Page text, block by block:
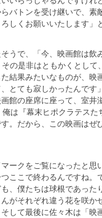
バトンを受け継いで、素
しくお願いいたします」
うで、「今、映画館は飲
の是非はともかくとして
結果みたいなものが、映
とても寂しかったんです
館の座席に座って、室井
は『幕末ヒポクラテスた
。だから、この映画はぜ
ークをご覧になったと思
ここで終わるんですね。
、僕たちは球根であった
がそれぞれ違う花を咲か
して最後に佐々木は「映